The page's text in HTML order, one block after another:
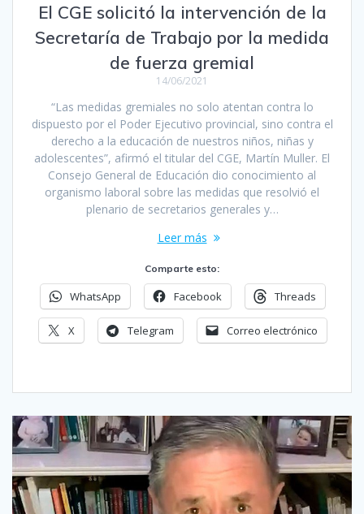
El CGE solicitó la intervención de la
Secretaría de Trabajo por la medida
de fuerza gremial
14/06/2021
“Las medidas gremiales no solo atentan contra lo
dispuesto por el Poder Ejecutivo provincial, sino contra el
derecho a la educación de nuestros niños, niñas y
adolescentes”, afirmó el titular del CGE, Martín Muller. El
Consejo General de Educación dio conocimiento al
organismo laboral sobre las medidas que resolvió el
plenario de secretarios generales y…
Leer más
Comparte esto:
WhatsApp Facebook Threads
X Telegram Correo electrónico